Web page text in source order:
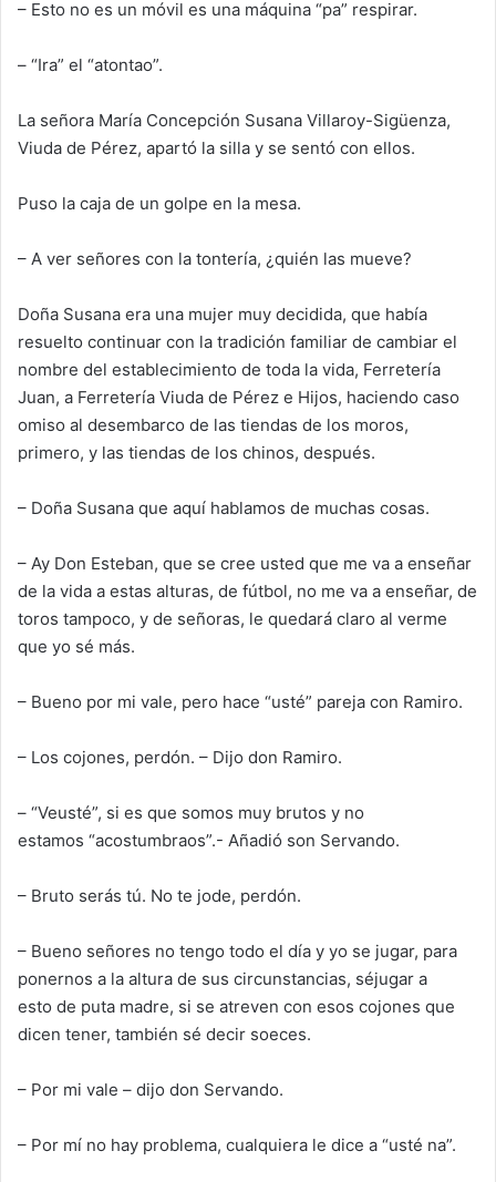
– Esto no es un móvil es una máquina “pa” respirar.
– “Ira” el “atontao”.
La señora María Concepción Susana Villaroy-Sigüenza,
Viuda de Pérez, apartó la silla y se sentó con ellos.
Puso la caja de un golpe en la mesa.
– A ver señores con la tontería, ¿quién las mueve?
Doña Susana era una mujer muy decidida, que había
resuelto continuar con la tradición familiar de cambiar el
nombre del establecimiento de toda la vida, Ferretería
Juan, a Ferretería Viuda de Pérez e Hijos, haciendo caso
omiso al desembarco de las tiendas de los moros,
primero, y las tiendas de los chinos, después.
– Doña Susana que aquí hablamos de muchas cosas.
– Ay Don Esteban, que se cree usted que me va a enseñar
de la vida a estas alturas, de fútbol, no me va a enseñar, de
toros tampoco, y de señoras, le quedará claro al verme
que yo sé más.
– Bueno por mi vale, pero hace “usté” pareja con Ramiro.
– Los cojones, perdón. – Dijo don Ramiro.
– “Veusté”, si es que somos muy brutos y no
estamos “acostumbraos”.- Añadió son Servando.
– Bruto serás tú. No te jode, perdón.
– Bueno señores no tengo todo el día y yo se jugar, para
ponernos a la altura de sus circunstancias, séjugar a
esto de puta madre, si se atreven con esos cojones que
dicen tener, también sé decir soeces.
– Por mi vale – dijo don Servando.
– Por mí no hay problema, cualquiera le dice a “usté na”.